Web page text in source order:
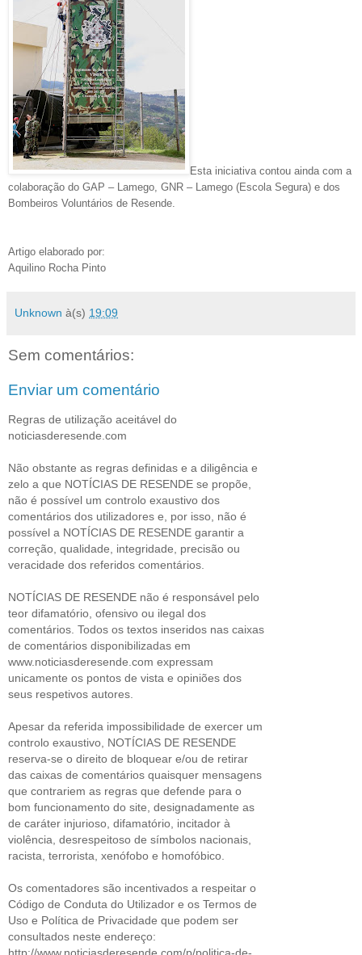
Esta iniciativa contou ainda com a
colaboração do GAP – Lamego, GNR – Lamego (Escola Segura) e dos
Bombeiros Voluntários de Resende.
Artigo elaborado por:
Aquilino Rocha Pinto
Unknown à(s) 19:09
Sem comentários:
Enviar um comentário
Regras de utilização aceitável do
noticiasderesende.com
Não obstante as regras definidas e a diligência e
zelo a que NOTÍCIAS DE RESENDE se propõe,
não é possível um controlo exaustivo dos
comentários dos utilizadores e, por isso, não é
possível a NOTÍCIAS DE RESENDE garantir a
correção, qualidade, integridade, precisão ou
veracidade dos referidos comentários.
NOTÍCIAS DE RESENDE não é responsável pelo
teor difamatório, ofensivo ou ilegal dos
comentários. Todos os textos inseridos nas caixas
de comentários disponibilizadas em
www.noticiasderesende.com expressam
unicamente os pontos de vista e opiniões dos
seus respetivos autores.
Apesar da referida impossibilidade de exercer um
controlo exaustivo, NOTÍCIAS DE RESENDE
reserva-se o direito de bloquear e/ou de retirar
das caixas de comentários quaisquer mensagens
que contrariem as regras que defende para o
bom funcionamento do site, designadamente as
de caráter injurioso, difamatório, incitador à
violência, desrespeitoso de símbolos nacionais,
racista, terrorista, xenófobo e homofóbico.
Os comentadores são incentivados a respeitar o
Código de Conduta do Utilizador e os Termos de
Uso e Política de Privacidade que podem ser
consultados neste endereço:
http://www.noticiasderesende.com/p/politica-de-